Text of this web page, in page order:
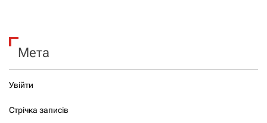
Мета
Увійти
Стрічка записів